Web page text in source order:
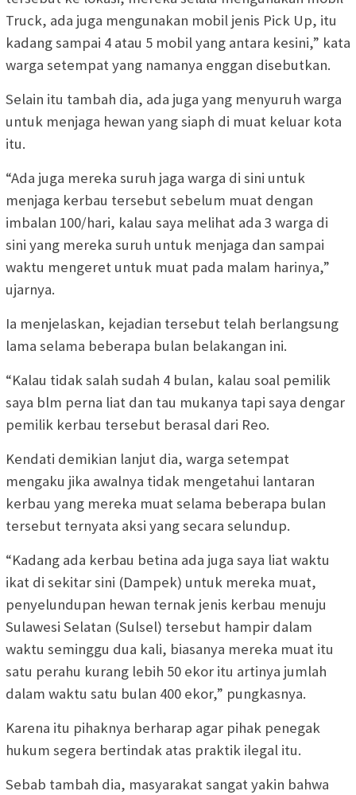
Truck, ada juga mengunakan mobil jenis Pick Up, itu
kadang sampai 4 atau 5 mobil yang antara kesini,” kata
warga setempat yang namanya enggan disebutkan.
Selain itu tambah dia, ada juga yang menyuruh warga
untuk menjaga hewan yang siaph di muat keluar kota
itu.
“Ada juga mereka suruh jaga warga di sini untuk
menjaga kerbau tersebut sebelum muat dengan
imbalan 100/hari, kalau saya melihat ada 3 warga di
sini yang mereka suruh untuk menjaga dan sampai
waktu mengeret untuk muat pada malam harinya,”
ujarnya.
Ia menjelaskan, kejadian tersebut telah berlangsung
lama selama beberapa bulan belakangan ini.
“Kalau tidak salah sudah 4 bulan, kalau soal pemilik
saya blm perna liat dan tau mukanya tapi saya dengar
pemilik kerbau tersebut berasal dari Reo.
Kendati demikian lanjut dia, warga setempat
mengaku jika awalnya tidak mengetahui lantaran
kerbau yang mereka muat selama beberapa bulan
tersebut ternyata aksi yang secara selundup.
“Kadang ada kerbau betina ada juga saya liat waktu
ikat di sekitar sini (Dampek) untuk mereka muat,
penyelundupan hewan ternak jenis kerbau menuju
Sulawesi Selatan (Sulsel) tersebut hampir dalam
waktu seminggu dua kali, biasanya mereka muat itu
satu perahu kurang lebih 50 ekor itu artinya jumlah
dalam waktu satu bulan 400 ekor,” pungkasnya.
Karena itu pihaknya berharap agar pihak penegak
hukum segera bertindak atas praktik ilegal itu.
Sebab tambah dia, masyarakat sangat yakin bahwa